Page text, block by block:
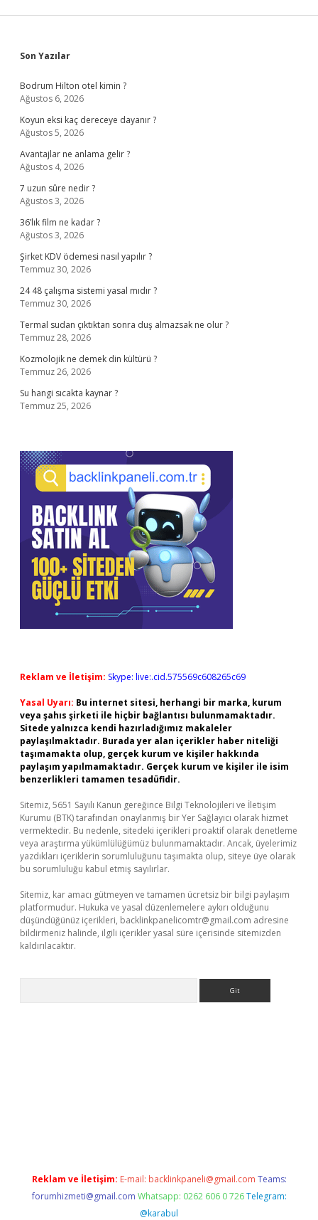
Sidebar
Son Yazılar
Bodrum Hilton otel kimin ?
Ağustos 6, 2026
Koyun eksi kaç dereceye dayanır ?
Ağustos 5, 2026
Avantajlar ne anlama gelir ?
Ağustos 4, 2026
7 uzun sûre nedir ?
Ağustos 3, 2026
36’lık film ne kadar ?
Ağustos 3, 2026
Şirket KDV ödemesi nasıl yapılır ?
Temmuz 30, 2026
24 48 çalışma sistemi yasal mıdır ?
Temmuz 30, 2026
Termal sudan çıktıktan sonra duş almazsak ne olur ?
Temmuz 28, 2026
Kozmolojik ne demek din kültürü ?
Temmuz 26, 2026
Su hangi sıcakta kaynar ?
Temmuz 25, 2026
Reklam ve İletişim: Skype: live:.cid.575569c608265c69
Yasal Uyarı: Bu internet sitesi, herhangi bir marka, kurum
veya şahıs şirketi ile hiçbir bağlantısı bulunmamaktadır.
Sitede yalnızca kendi hazırladığımız makaleler
paylaşılmaktadır. Burada yer alan içerikler haber niteliği
taşımamakta olup, gerçek kurum ve kişiler hakkında
paylaşım yapılmamaktadır. Gerçek kurum ve kişiler ile isim
benzerlikleri tamamen tesadüfidir.
Sitemiz, 5651 Sayılı Kanun gereğince Bilgi Teknolojileri ve İletişim
Kurumu (BTK) tarafından onaylanmış bir Yer Sağlayıcı olarak hizmet
vermektedir. Bu nedenle, sitedeki içerikleri proaktif olarak denetleme
veya araştırma yükümlülüğümüz bulunmamaktadır. Ancak, üyelerimiz
yazdıkları içeriklerin sorumluluğunu taşımakta olup, siteye üye olarak
bu sorumluluğu kabul etmiş sayılırlar.
Sitemiz, kar amacı gütmeyen ve tamamen ücretsiz bir bilgi paylaşım
platformudur. Hukuka ve yasal düzenlemelere aykırı olduğunu
düşündüğünüz içerikleri, backlinkpanelicomtr@gmail.com adresine
bildirmeniz halinde, ilgili içerikler yasal süre içerisinde sitemizden
kaldırılacaktır.
Reklam ve İletişim: E-mail: backlinkpaneli@gmail.com Teams:
forumhizmeti@gmail.com Whatsapp: 0262 606 0 726 Telegram:
@karabul